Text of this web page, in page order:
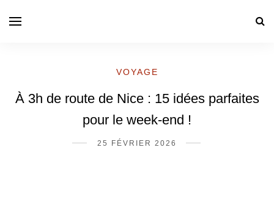
VOYAGE
À 3h de route de Nice : 15 idées parfaites
pour le week-end !
25 FÉVRIER 2026